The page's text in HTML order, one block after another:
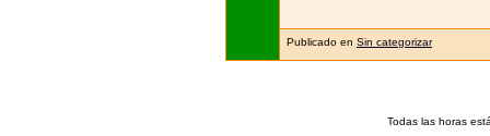
Publicado en Sin categorizar
Todas las horas